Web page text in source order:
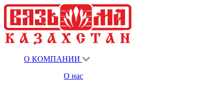
О КОМПАНИИ
О нас